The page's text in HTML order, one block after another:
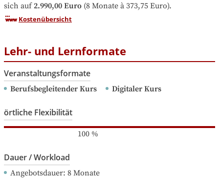
sich auf 2.990,00 Euro (8 Monate à 373,75 Euro).
Kostenübersicht
Lehr- und Lernformate
Veranstaltungsformate
Berufsbegleitender Kurs Digitaler Kurs
örtliche Flexibilität
100 %
Dauer / Workload
Angebotsdauer: 8 Monate